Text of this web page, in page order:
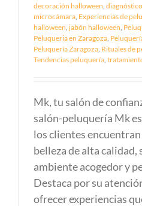
decoración halloween
microcámara Experiencias de
halloween jabón halloween
Peluqueria en Zaragoza
Peluquería Zaragoza Rituales de
Tendencias peluquería
Mk, tu salón de
salón-peluquería Mk
los clientes
belleza de alta calidad,
ambiente acogedor y
Destaca por su
ofrecer experiencias